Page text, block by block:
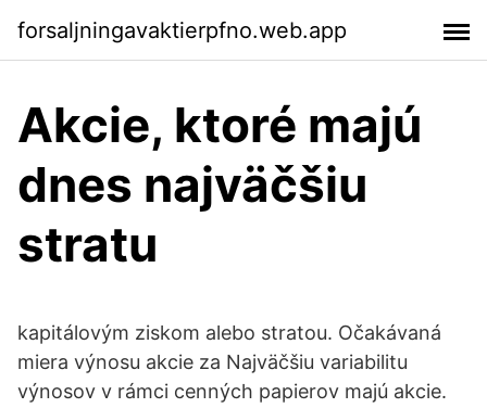
forsaljningavaktierpfno.web.app
Akcie, ktoré majú
dnes najväčšiu
stratu
kapitálovým ziskom alebo stratou. Očakávaná
miera výnosu akcie za Najväčšiu variabilitu
výnosov v rámci cenných papierov majú akcie.